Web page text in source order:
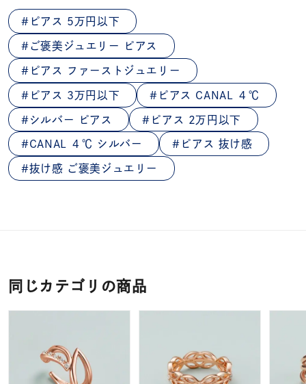
ピアス 5万円以下
ご褒美ジュエリー ピアス
ピアス ファーストジュエリー
ピアス 3万円以下 ピアス CANAL ４℃
シルバー ピアス ピアス 2万円以下
CANAL ４℃ シルバー ピアス 抜け感
抜け感 ご褒美ジュエリー
同じカテゴリの商品